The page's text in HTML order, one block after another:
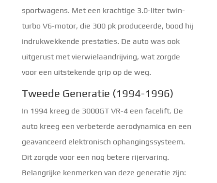
sportwagens. Met een krachtige 3.0-liter twin-
turbo V6-motor, die 300 pk produceerde, bood hij
indrukwekkende prestaties. De auto was ook
uitgerust met vierwielaandrijving, wat zorgde
voor een uitstekende grip op de weg.
Tweede Generatie (1994-1996)
In 1994 kreeg de 3000GT VR-4 een facelift. De
auto kreeg een verbeterde aerodynamica en een
geavanceerd elektronisch ophangingssysteem.
Dit zorgde voor een nog betere rijervaring.
Belangrijke kenmerken van deze generatie zijn: